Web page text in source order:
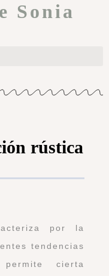
Sonia
rústica
por la
tendencias
cierta